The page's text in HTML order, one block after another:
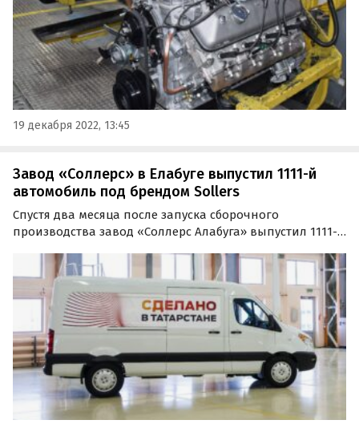
19 декабря 2022, 13:45
Завод «Соллерс» в Елабуге выпустил 1111-й
автомобиль под брендом Sollers
Спустя два месяца после запуска сборочного
производства завод «Соллерс Алабуга» выпустил 1111-й
фургон — традиционно самый востребованный тип
LCV в России, на долю которого пришлось 80%
произведенных…